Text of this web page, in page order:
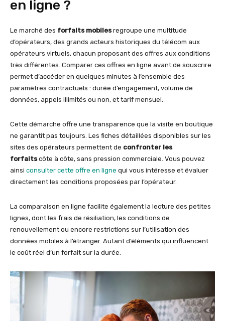
en ligne ?
Le marché des forfaits mobilesregroupe une multitude
d’opérateurs, des grands acteurs historiques du télécom aux
opérateurs virtuels, chacun proposant des offres aux conditions
très différentes. Comparer ces offres en ligne avant de souscrire
permet d’accéder en quelques minutes à l’ensemble des
paramètres contractuels : durée d’engagement, volume de
données, appels illimités ou non, et tarif mensuel.
Cette démarche offre une transparence que la visite en boutique
ne garantit pas toujours. Les fiches détaillées disponibles sur les
sites des opérateurs permettent de confronter les
forfaitscôte à côte, sans pression commerciale. Vous pouvez
ainsi consulter cette offre en ligne qui vous intéresse et évaluer
directement les conditions proposées par l’opérateur.
La comparaison en ligne facilite également la lecture des petites
lignes, dont les frais de résiliation, les conditions de
renouvellement ou encore restrictions sur l’utilisation des
données mobiles à l’étranger. Autant d’éléments qui influencent
le coût réel d’un forfait sur la durée.